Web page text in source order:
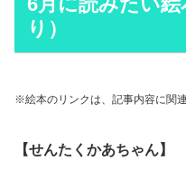
り）
※絵本のリンクは、記事内容に関
【せんたくかあちゃん】